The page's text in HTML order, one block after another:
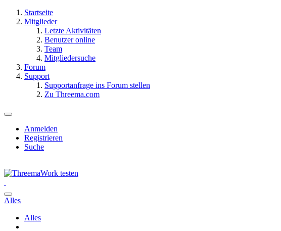
Startseite
Mitglieder
Letzte Aktivitäten
Benutzer online
Team
Mitgliedersuche
Forum
Support
Supportanfrage ins Forum stellen
Zu Threema.com
Anmelden
Registrieren
Suche
Alles
Alles